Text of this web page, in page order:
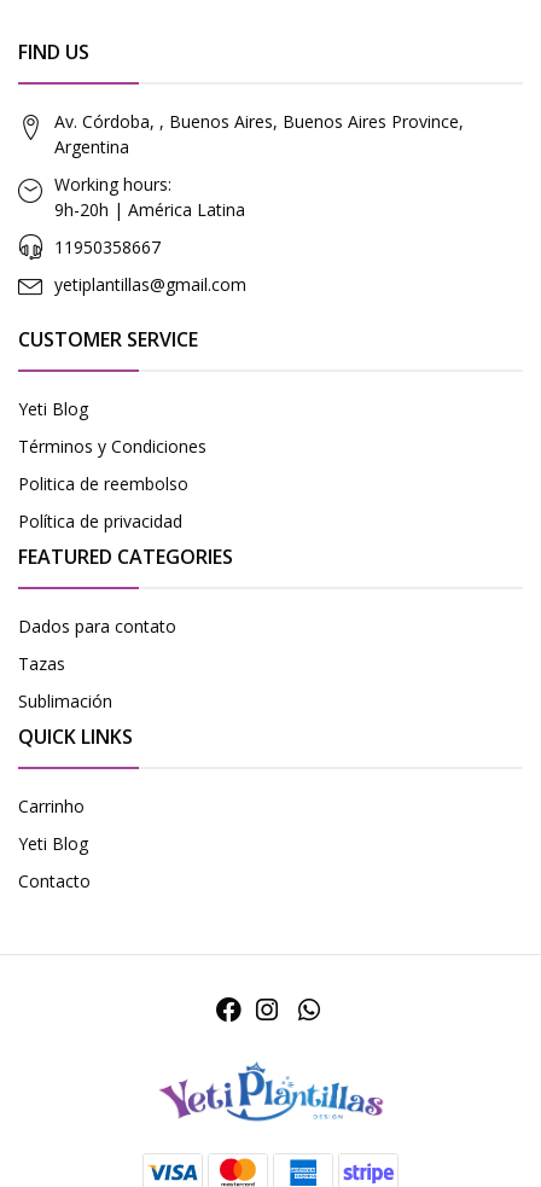
FIND US
Av. Córdoba, , Buenos Aires, Buenos Aires Province,
Argentina
Working hours:
9h-20h | América Latina
11950358667
yetiplantillas@gmail.com
CUSTOMER SERVICE
Yeti Blog
Términos y Condiciones
Politica de reembolso
Política de privacidad
FEATURED CATEGORIES
Dados para contato
Tazas
Sublimación
QUICK LINKS
Carrinho
Yeti Blog
Contacto